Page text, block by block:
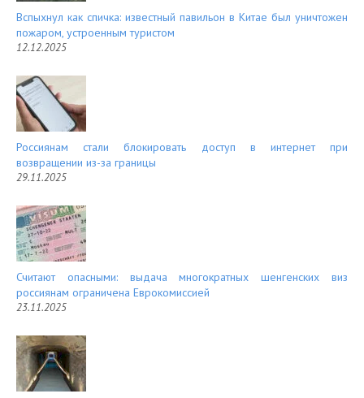
Вспыхнул как спичка: известный павильон в Китае был уничтожен
пожаром, устроенным туристом
12.12.2025
Россиянам стали блокировать доступ в интернет при
возвращении из-за границы
29.11.2025
Считают опасными: выдача многократных шенгенских виз
россиянам ограничена Еврокомиссией
23.11.2025